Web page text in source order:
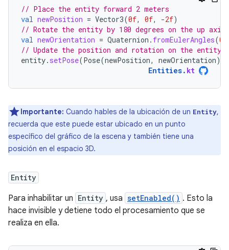
// Place the entity forward 2 meters
val newPosition = Vector3(0f, 0f, -2f)
// Rotate the entity by 180 degrees on the up axis
val newOrientation = Quaternion . fromEulerAngles(0f
// Update the position and rotation on the entity
entity. setPose(Pose(newPosition, newOrientation))
Entities. kt
Importante: Cuando hables de la ubicación de un Entity,
recuerda que este puede estar ubicado en un punto
específico del gráfico de la escena y también tiene una
posición en el espacio 3D.
Entity
Para inhabilitar un Entity , usa setEnabled() . Esto la
hace invisible y detiene todo el procesamiento que se
realiza en ella.